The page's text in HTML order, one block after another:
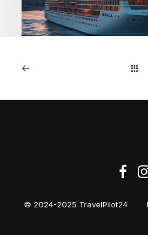
1. Januar 2026
© 2024-2025 TravelPilot24